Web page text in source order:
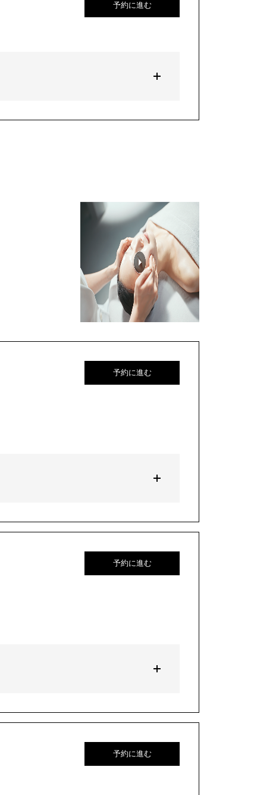
予約に進む
予約に進む
予約に進む
予約に進む